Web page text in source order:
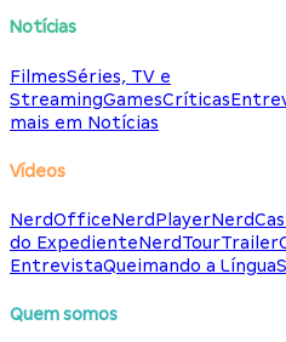
Notícias
FilmesSéries, TV e
StreamingGamesCríticas
mais em Notícias
Vídeos
NerdOfficeNerdPlayer
do ExpedienteNerdTour
EntrevistaQueimando a Língua
Quem somos